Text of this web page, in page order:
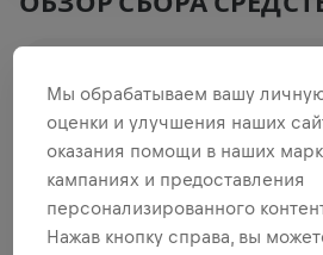
СБОР СРЕДСТВ
Внеси свой вклад в общее дело!
пожертвований отправятся на
спинного мозга.
Мы обрабатываем вашу
оценки и улучшения наших
оказания помощи в наших
кампаниях и предоставления
персонализированного
Нажав кнопку справа, вы